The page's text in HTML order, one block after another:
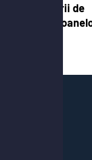
linia furnizării de
a